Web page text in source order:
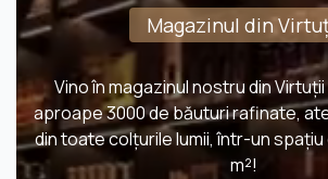
Magazinul din
Vino în magazinul nostru din
aproape 3000 de băuturi rafinate,
din toate colțurile lumii, într-un
m²!